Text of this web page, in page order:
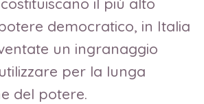
il più alto
democratico, in Italia
un ingranaggio
per la lunga
del potere.